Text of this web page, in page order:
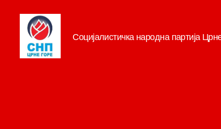
Социјалистичка народна партија